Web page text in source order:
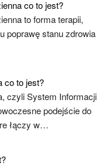
co to jest?
to forma terapii,
poprawę stanu zdrowia
co to jest?
czyli System Informacji
podejście do
łączy w…